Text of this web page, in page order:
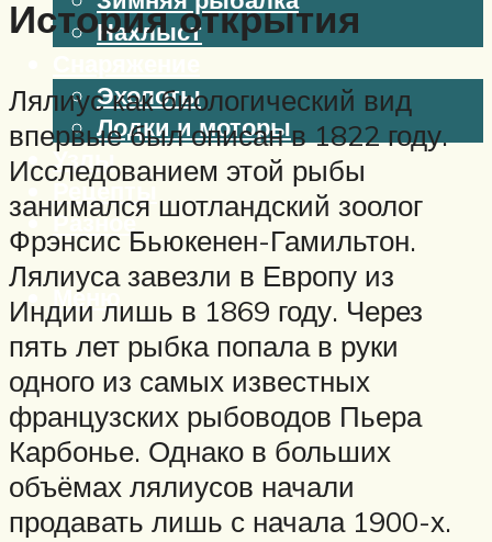
Нахлыст
Эхолоты
Лодки и моторы
Узлы
Рецепты
Разное
Меню
История открытия
Лялиус как биологический вид
впервые был описан в 1822 году.
Исследованием этой рыбы
занимался шотландский зоолог
Фрэнсис Бьюкенен-Гамильтон.
Лялиуса завезли в Европу из
Индии лишь в 1869 году. Через
пять лет рыбка попала в руки
одного из самых известных
французских рыбоводов Пьера
Карбонье. Однако в больших
объёмах лялиусов начали
продавать лишь с начала 1900-х.